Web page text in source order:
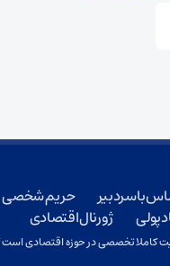
با سردبیر حریم شخصی
پولی ژورنال اقتصادی
کاملا تخصصی در حوزه اقتصادی